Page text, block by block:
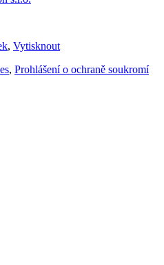
, Vytisknout
, Prohlášení o ochraně soukromí